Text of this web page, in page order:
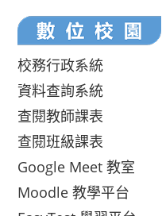
校務行政系統
資料查詢系統
查閱教師課表
查閱班級課表
Google Meet 教室
Moodle 教學平台